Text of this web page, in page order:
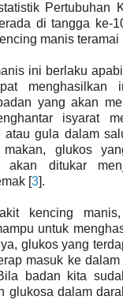
Pertubuhan
di tangga ke-
manis teramai
ini berlaku
menghasilkan
yang akan
isyarat
atau gula dalam
glukos
akan ditukar
[3].
kencing
untuk
glukos yang
masuk ke
badan kita
glukosa dalam